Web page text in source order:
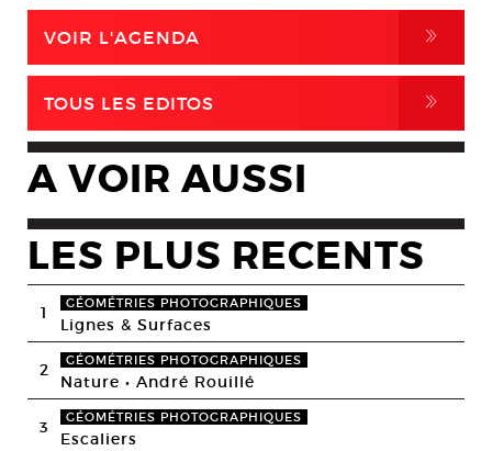
VOIR L'AGENDA ,
TOUS LES EDITOS ,
A VOIR AUSSI
LES PLUS RECENTS
1 GÉOMÉTRIES PHOTOGRAPHIQUES
Lignes & Surfaces
2 GÉOMÉTRIES PHOTOGRAPHIQUES
Nature • André Rouillé
3 GÉOMÉTRIES PHOTOGRAPHIQUES
Escaliers